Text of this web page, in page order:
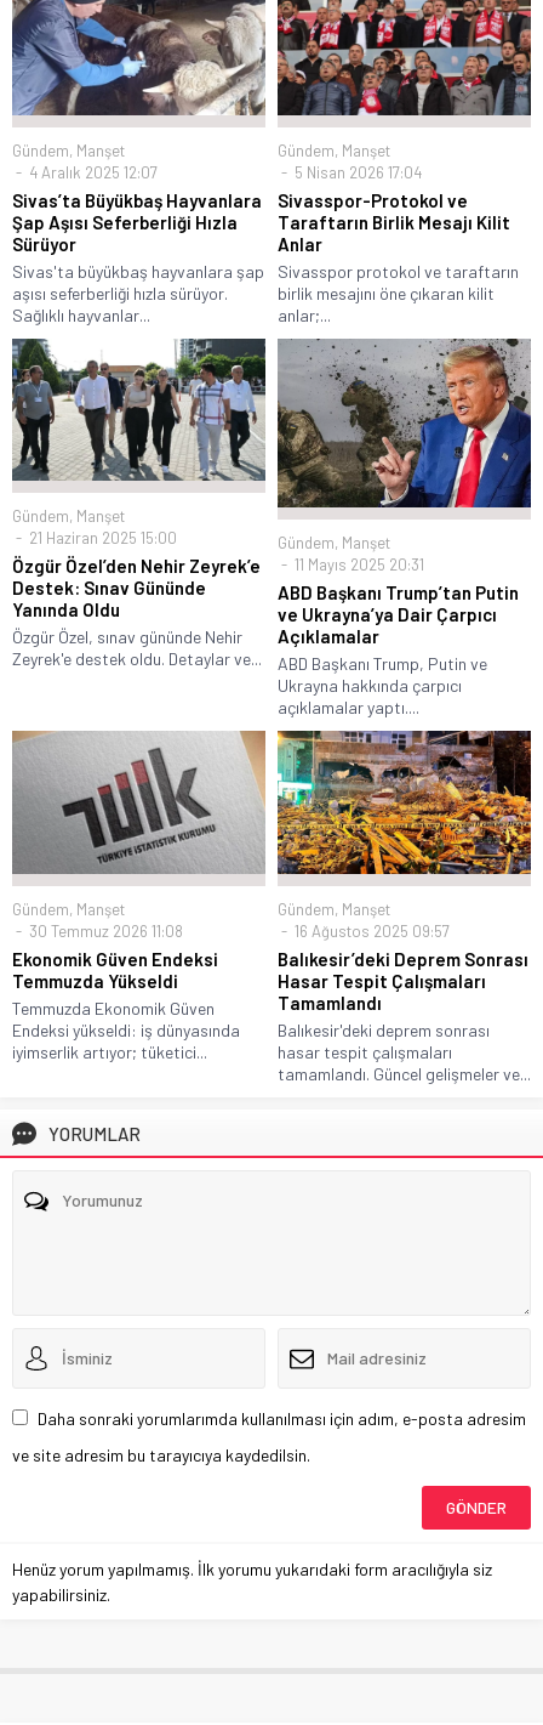
Gündem, Manşet
4 Aralık 2025 12:07
Sivas’ta Büyükbaş Hayvanlara
Şap Aşısı Seferberliği Hızla
Sürüyor
Sivas'ta büyükbaş hayvanlara şap
aşısı seferberliği hızla sürüyor.
Sağlıklı hayvanlar...
Gündem, Manşet
5 Nisan 2026 17:04
Sivasspor-Protokol ve
Taraftarın Birlik Mesajı Kilit
Anlar
Sivasspor protokol ve taraftarın
birlik mesajını öne çıkaran kilit
anlar;...
Gündem, Manşet
21 Haziran 2025 15:00
Özgür Özel’den Nehir Zeyrek’e
Destek: Sınav Gününde
Yanında Oldu
Özgür Özel, sınav gününde Nehir
Zeyrek'e destek oldu. Detaylar ve...
Gündem, Manşet
11 Mayıs 2025 20:31
ABD Başkanı Trump’tan Putin
ve Ukrayna’ya Dair Çarpıcı
Açıklamalar
ABD Başkanı Trump, Putin ve
Ukrayna hakkında çarpıcı
açıklamalar yaptı....
Gündem, Manşet
30 Temmuz 2026 11:08
Ekonomik Güven Endeksi
Temmuzda Yükseldi
Temmuzda Ekonomik Güven
Endeksi yükseldi: iş dünyasında
iyimserlik artıyor; tüketici...
Gündem, Manşet
16 Ağustos 2025 09:57
Balıkesir’deki Deprem Sonrası
Hasar Tespit Çalışmaları
Tamamlandı
Balıkesir'deki deprem sonrası
hasar tespit çalışmaları
tamamlandı. Güncel gelişmeler ve...
YORUMLAR
Daha sonraki yorumlarımda kullanılması için adım, e-posta adresim
ve site adresim bu tarayıcıya kaydedilsin.
Henüz yorum yapılmamış. İlk yorumu yukarıdaki form aracılığıyla siz
yapabilirsiniz.